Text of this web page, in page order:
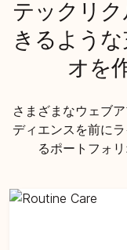
テックリ
きるよう
オを
さまざまなウェブ
ディエンスを前に
るポートフォ